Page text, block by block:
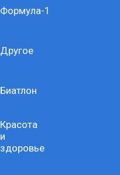
Формула-1
Другое
Биатлон
Красота
и
здоровье